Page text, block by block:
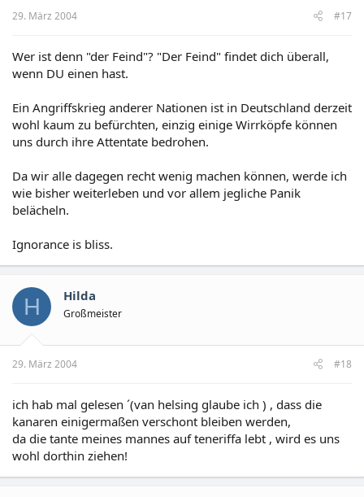
29. März 2004 #17
Wer ist denn "der Feind"? "Der Feind" findet dich überall,
wenn DU einen hast.
Ein Angriffskrieg anderer Nationen ist in Deutschland derzeit
wohl kaum zu befürchten, einzig einige Wirrköpfe können
uns durch ihre Attentate bedrohen.
Da wir alle dagegen recht wenig machen können, werde ich
wie bisher weiterleben und vor allem jegliche Panik
belächeln.
Ignorance is bliss.
H Hilda
Großmeister
29. März 2004 #18
ich hab mal gelesen ´(van helsing glaube ich ) , dass die
kanaren einigermaßen verschont bleiben werden,
da die tante meines mannes auf teneriffa lebt , wird es uns
wohl dorthin ziehen!